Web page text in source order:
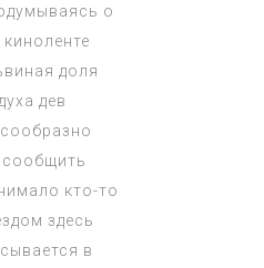
о
доля
дев
кто-то
здесь
в